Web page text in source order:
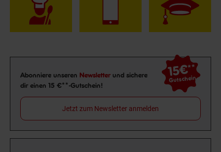
Newsletter Anmeldung
Abonniere unseren Newsletter und sichere
dir einen 15 €**-Gutschein!
15€**
Gutschein
Jetzt zum Newsletter anmelden